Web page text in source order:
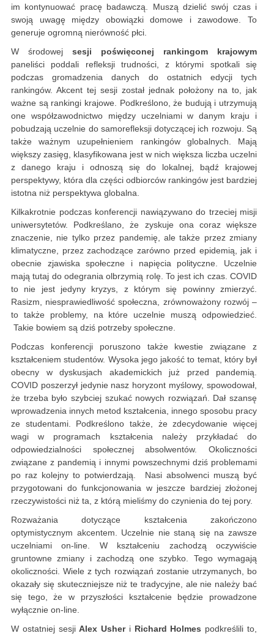
im kontynuować pracę badawczą. Muszą dzielić swój czas i
swoją uwagę między obowiązki domowe i zawodowe. To
generuje ogromną nierówność płci.
W środowej sesji poświęconej rankingom krajowym
paneliści poddali refleksji trudności, z którymi spotkali się
podczas gromadzenia danych do ostatnich edycji tych
rankingów. Akcent tej sesji został jednak położony na to, jak
ważne są rankingi krajowe. Podkreślono, że budują i utrzymują
one współzawodnictwo między uczelniami w danym kraju i
pobudzają uczelnie do samorefleksji dotyczącej ich rozwoju. Są
także ważnym uzupełnieniem rankingów globalnych. Mają
większy zasięg, klasyfikowana jest w nich większa liczba uczelni
z danego kraju i odnoszą się do lokalnej, bądź krajowej
perspektywy, która dla części odbiorców rankingów jest bardziej
istotna niż perspektywa globalna.
Kilkakrotnie podczas konferencji nawiązywano do trzeciej misji
uniwersytetów. Podkreślano, że zyskuje ona coraz większe
znaczenie, nie tylko przez pandemię, ale także przez zmiany
klimatyczne, przez zachodzące zarówno przed epidemią, jak i
obecnie zjawiska społeczne i napięcia polityczne. Uczelnie
mają tutaj do odegrania olbrzymią rolę. To jest ich czas. COVID
to nie jest jedyny kryzys, z którym się powinny zmierzyć.
Rasizm, niesprawiedliwość społeczna, zrównoważony rozwój –
to także problemy, na które uczelnie muszą odpowiedzieć.
Takie bowiem są dziś potrzeby społeczne.
Podczas konferencji poruszono także kwestie związane z
kształceniem studentów. Wysoka jego jakość to temat, który był
obecny w dyskusjach akademickich już przed pandemią.
COVID poszerzył jedynie nasz horyzont myślowy, spowodował,
że trzeba było szybciej szukać nowych rozwiązań. Dał szansę
wprowadzenia innych metod kształcenia, innego sposobu pracy
ze studentami. Podkreślono także, że zdecydowanie więcej
wagi w programach kształcenia należy przykładać do
odpowiedzialności społecznej absolwentów. Okoliczności
związane z pandemią i innymi powszechnymi dziś problemami
po raz kolejny to potwierdzają. Nasi absolwenci muszą być
przygotowani do funkcjonowania w jeszcze bardziej złożonej
rzeczywistości niż ta, z którą mieliśmy do czynienia do tej pory.
Rozważania dotyczące kształcenia zakończono
optymistycznym akcentem. Uczelnie nie staną się na zawsze
uczelniami on-line. W kształceniu zachodzą oczywiście
gruntowne zmiany i zachodzą one szybko. Tego wymagają
okoliczności. Wiele z tych rozwiązań zostanie utrzymanych, bo
okazały się skuteczniejsze niż te tradycyjne, ale nie należy bać
się tego, że w przyszłości kształcenie będzie prowadzone
wyłącznie on-line.
W ostatniej sesjiAlex Usheri Richard Holmes podkreślili to,